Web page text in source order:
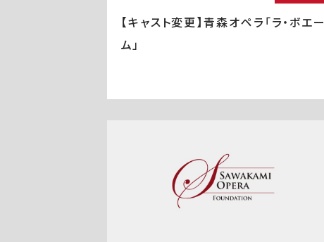
【キャスト変更】青森オペラ「ラ・ボエー
ム」